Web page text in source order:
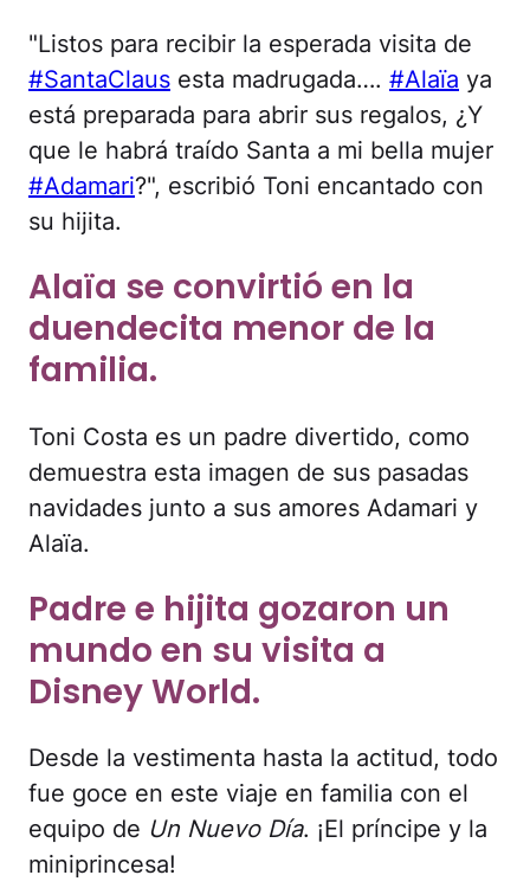
"Listos para recibir la esperada visita de
#SantaClaus esta madrugada…. #Alaïa ya
está preparada para abrir sus regalos, ¿Y
que le habrá traído Santa a mi bella mujer
#Adamari?", escribió Toni encantado con
su hijita.
Alaïa se convirtió en la
duendecita menor de la
familia.
Toni Costa es un padre divertido, como
demuestra esta imagen de sus pasadas
navidades junto a sus amores Adamari y
Alaïa.
Padre e hijita gozaron un
mundo en su visita a
Disney World.
Desde la vestimenta hasta la actitud, todo
fue goce en este viaje en familia con el
equipo de Un Nuevo Día. ¡El príncipe y la
miniprincesa!